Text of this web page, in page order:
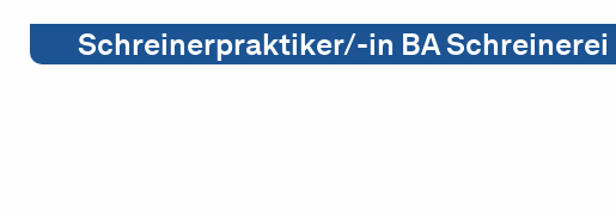
Schreinerpraktiker/-in BA Schreinerei